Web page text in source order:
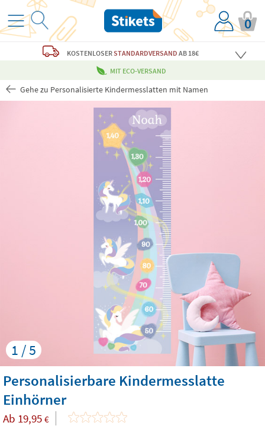
0
KOSTENLOSERSTANDARDVERSAND AB 18€
MIT ECO-VERSAND
Gehe zu Personalisierte Kindermesslatten mit Namen
1 / 5
Personalisierbare Kindermesslatte
Einhörner
Ab 19,95 €